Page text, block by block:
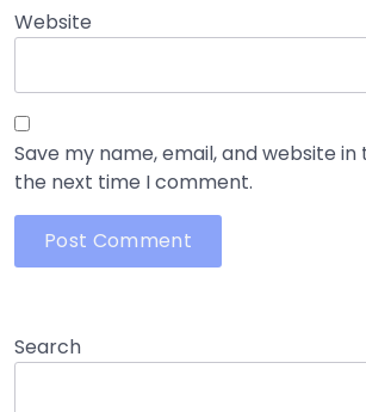
Website
Save my name, email, and website
the next time I comment.
Search